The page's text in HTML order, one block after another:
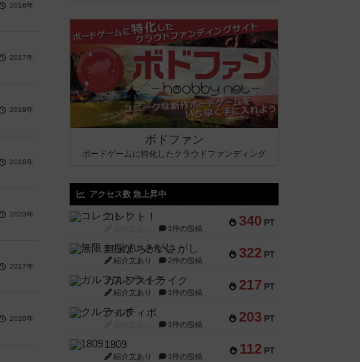
2016年
2017年
2019年
2016年
2023年
2017年
2020年
ボドファン
ボードゲームに特化したクラウドファンディング
アクセス数 急上昇中
340 PT
コレクト！
1件の投稿
322 PT
無限まちがいさがし
紹介文あり 2件の投稿
217 PT
ガルフストライク
紹介文あり 1件の投稿
203 PT
クルティボ
1件の投稿
112 PT
1809
紹介文あり 1件の投稿